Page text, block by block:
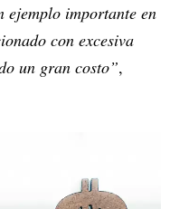
ejemplo importante en
con excesiva
un gran costo”,